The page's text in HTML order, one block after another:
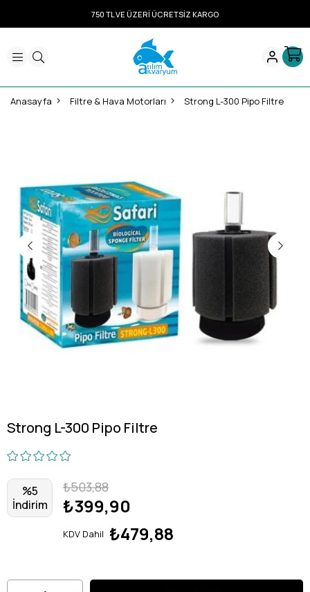
750 TL VE ÜZERİ ÜCRETSİZ KARGO
Anasayfa Filtre & Hava Motorları Strong L-300 Pipo Filtre
Strong L-300 Pipo Filtre
%5
İndirim
₺503,88
₺399,90
KDV Dahil ₺479,88